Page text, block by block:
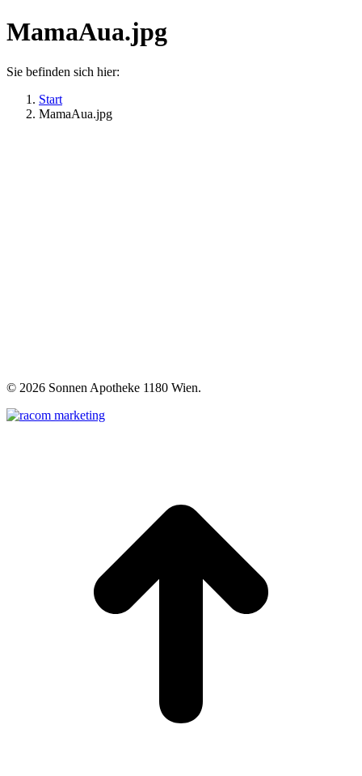
MamaAua.jpg
Sie befinden sich hier:
Start
MamaAua.jpg
© 2026 Sonnen Apotheke 1180 Wien.